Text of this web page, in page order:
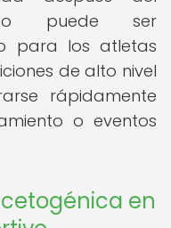
puede ser
para los atletas
de alto nivel
rápidamente
o eventos
en